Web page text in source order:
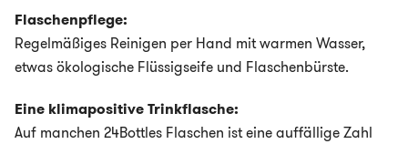
Flaschenpflege:
Regelmäßiges Reinigen per Hand mit warmen Wasser,
etwas ökologische Flüssigseife und Flaschenbürste.
Eine klimapositive Trinkflasche:
Auf manchen 24Bottles Flaschen ist eine auffällige Zahl